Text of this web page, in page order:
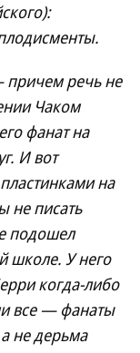
причем речь не
Чаком
фанат на
И вот
на
не писать
подошел
школе. У него
когда-либо
все — фанаты
не дерьма